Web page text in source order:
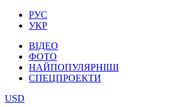
РУС
УКР
ВІДЕО
ФОТО
НАЙПОПУЛЯРНІШІ
СПЕЦПРОЕКТИ
USD